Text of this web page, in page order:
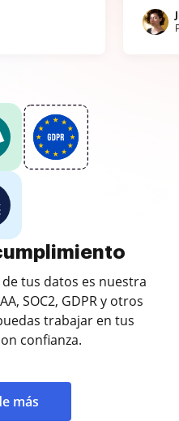
tus datos es nuestra
SOC2, GDPR y otros
trabajar en tus
confianza.
más